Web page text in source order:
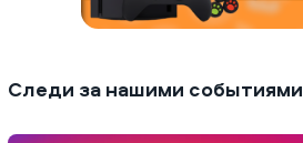
Следи за нашими событиями